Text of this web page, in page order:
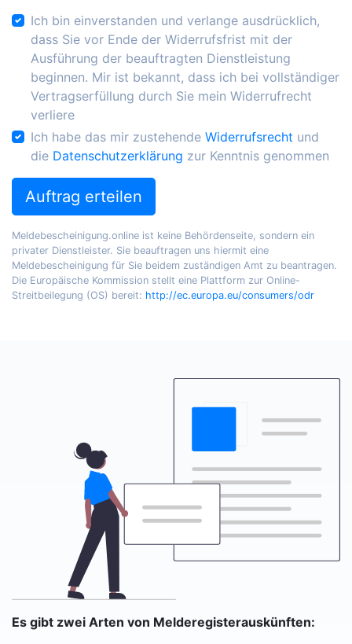
Ich bin einverstanden und verlange ausdrücklich,
dass Sie vor Ende der Widerrufsfrist mit der
Ausführung der beauftragten Dienstleistung
beginnen. Mir ist bekannt, dass ich bei vollständiger
Vertragserfüllung durch Sie mein Widerrufrecht
verliere
Ich habe das mir zustehende Widerrufsrecht und
die Datenschutzerklärung zur Kenntnis genommen
Auftrag erteilen
Meldebescheinigung.online ist keine Behördenseite, sondern ein
privater Dienstleister. Sie beauftragen uns hiermit eine
Meldebescheinigung für Sie beidem zuständigen Amt zu beantragen.
Die Europäische Kommission stellt eine Plattform zur Online-
Streitbeilegung (OS) bereit: http://ec.europa.eu/consumers/odr
Es gibt zwei Arten von Melderegisterauskünften: